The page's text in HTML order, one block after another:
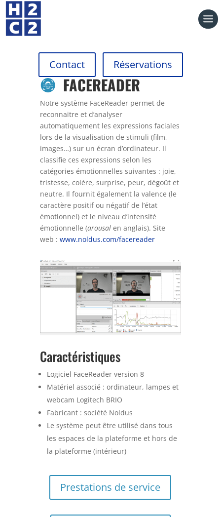
Contact Réservations
FACEREADER
Notre système FaceReader permet de
reconnaitre et d’analyser
automatiquement les expressions faciales
lors de la visualisation de stimuli (film,
images…) sur un écran d’ordinateur. Il
classifie ces expressions selon les
catégories émotionnelles suivantes : joie,
tristesse, colère, surprise, peur, dégoût et
neutre. Il fournit également la valence (le
caractère positif ou négatif de l’état
émotionnel) et le niveau d’intensité
émotionnelle (arousalen anglais). Site
web : www.noldus.com/facereader
Caractéristiques
Logiciel FaceReader version 8
Matériel associé : ordinateur, lampes et
webcam Logitech BRIO
Fabricant : société Noldus
Le système peut être utilisé dans tous
les espaces de la plateforme et hors de
la plateforme (intérieur)
Prestations de service